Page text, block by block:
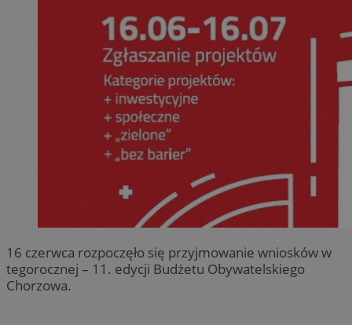
16 czerwca rozpoczęło się przyjmowanie wniosków w
tegorocznej – 11. edycji Budżetu Obywatelskiego
Chorzowa.